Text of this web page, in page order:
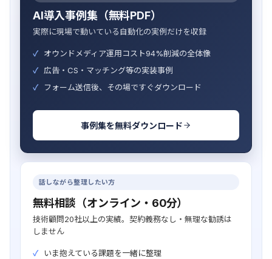
AI導入事例集（無料PDF）
実際に現場で動いている自動化の実例だけを収録
オウンドメディア運用コスト94%削減の全体像
広告・CS・マッチング等の実装事例
フォーム送信後、その場ですぐダウンロード
事例集を無料ダウンロード
話しながら整理したい方
無料相談（オンライン・60分）
技術顧問20社以上の実績。契約義務なし・無理な勧誘は
しません
いま抱えている課題を一緒に整理